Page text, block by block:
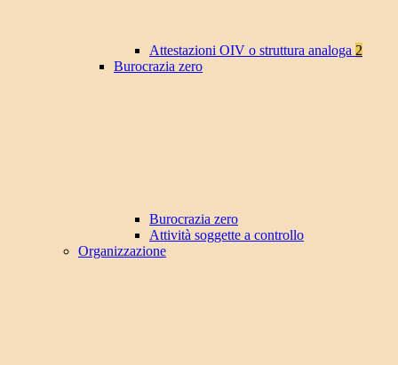
Attestazioni OIV o struttura analoga 2
Burocrazia zero
Burocrazia zero
Attività soggette a controllo
Organizzazione